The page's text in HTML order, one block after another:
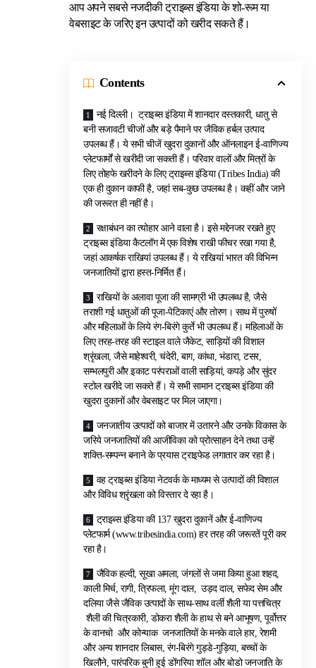
आप अपने सबसे नजदीकी ट्राइब्स इंडिया के शो-रूम या
वेबसाइट के जरिए इन उत्पादों को खरीद सकते हैं।
Contents
नई दिल्ली। ट्राइब्स इंडिया में शानदार दस्तकारी, धातु से
बनी सजावटी चीजों और बड़े पैमाने पर जैविक हर्बल उत्पाद
उपलब्ध हैं। ये सभी चीजें खुदरा दुकानों और ऑनलाइन ई-वाणिज्य
प्लेटफार्मों से खरीदी जा सकती हैं। परिवार वालों और मित्रों के
लिए तोहफे खरीदने के लिए ट्राइब्स इंडिया (Tribes India) की
एक ही दुकान काफी है, जहां सब-कुछ उपलब्ध है। कहीं और जाने
की जरूरत ही नहीं है।
रक्षाबंधन का त्योहार आने वाला है। इसे मद्देनजर रखते हुए
ट्राइब्स इंडिया कैटलॉग में एक विशेष राखी फीचर रखा गया है,
जहां आकर्षक राखियां उपलब्ध हैं। ये राखियां भारत की विभिन्न
जनजातियों द्वारा हस्त-निर्मित हैं।
राखियों के अलावा पूजा की सामग्री भी उपलब्ध है, जैसे
तराशी गई धातुओं की पूजा-पेटिकाएं और तोरण। साथ में पुरुषों
और महिलाओं के लिये रंग-बिरंगे कुर्ते भी उपलब्ध हैं। महिलाओं के
लिए तरह-तरह की स्टाइल वाले जैकेट, साड़ियों की विशाल
श्रृंखला, जैसे माहेश्वरी, चंदेरी, बाग, कांथा, भंडारा, टसर,
सम्भलपुरी और इकाट परंपराओं वाली साड़ियां, कपड़े और सुंदर
स्टोल खरीदे जा सकते हैं। ये सभी सामान ट्राइब्स इंडिया की
खुदरा दुकानों और वेबसाइट पर मिल जाएगा।
जनजातीय उत्पादों को बाजार में उतारने और उनके विकास के
जरिये जनजातियों की आजीविका को प्रोत्साहन देने तथा उन्हें
शक्ति-सम्पन्न बनाने के प्रयास ट्राइफेड लगातार कर रहा है।
वह ट्राइब्स इंडिया नेटवर्क के माध्यम से उत्पादों की विशाल
और विविध श्रृंखला को विस्तार दे रहा है।
ट्राइब्स इंडिया की 137 खुदरा दुकानें और ई-वाणिज्य
प्लेटफार्म (www.tribesindia.com) हर तरह की जरूरतें पूरी कर
रहा है।
जैविक हल्दी, सूखा अमला, जंगलों से जमा किया हुआ शहद,
काली मिर्च, रागी, त्रिफला, मूंग दाल, उड़द दाल, सफेद सेम और
दलिया जैसे जैविक उत्पादों के साथ-साथ वर्ली शैली या पत्तचित्र
शैली की चित्रकारी, डोकरा शैली के हाथ से बने आभूषण, पूर्वोत्तर
के वानचो और कोन्याक जनजातियों के मनके वाले हार, रेशमी
और अन्य शानदार लिबास, रंग-बिरंगे गुड्डे-गुड़िया, बच्चों के
खिलौने, पारंपरिक बुनी हुई डोंगरिया शॉल और बोडो जनजाति के